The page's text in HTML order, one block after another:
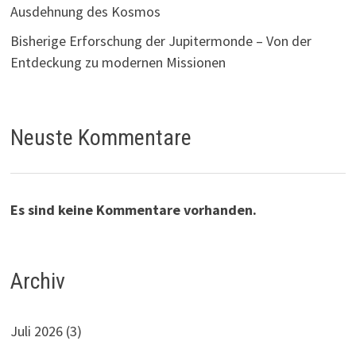
Ausdehnung des Kosmos
Bisherige Erforschung der Jupitermonde – Von der
Entdeckung zu modernen Missionen
Neuste Kommentare
Es sind keine Kommentare vorhanden.
Archiv
Juli 2026 (3)